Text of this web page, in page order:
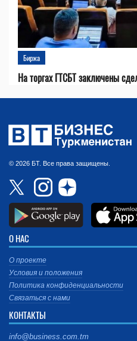
Биржа
На торгах ГТСБТ заключены
© 2026 БТ. Все права защищены.
О НАС
О проекте
Условия и положения
Политика конфиденциальности
Связаться с нами
КОНТАКТЫ
info@business.com.tm